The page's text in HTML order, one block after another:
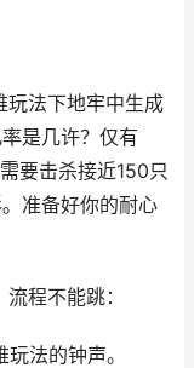
玩法下地牢中生成
是几许？仅有
要击杀接近150只
准备好你的耐心
程不能跳：
法的钟声。